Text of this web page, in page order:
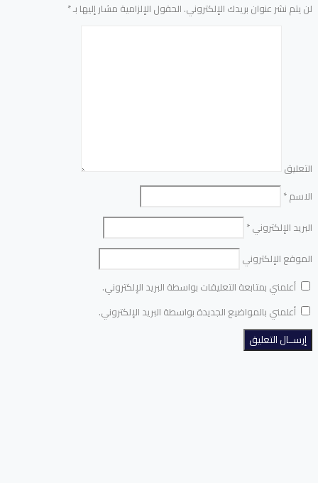
لن يتم نشر عنوان بريدك الإلكتروني. الحقول الإلزامية مشار إليها بـ*
التعليق
الاسم*
البريد الإلكتروني*
الموقع الإلكتروني
أعلمني بمتابعة التعليقات بواسطة البريد الإلكتروني.
أعلمني بالمواضيع الجديدة بواسطة البريد الإلكتروني.